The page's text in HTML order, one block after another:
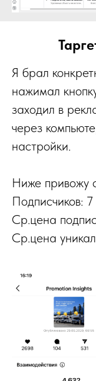
Я брал
нажимал
заходил в
через
настройки.
Ниже привожу
Подписчиков: 7
Ср.цена
Ср.цена